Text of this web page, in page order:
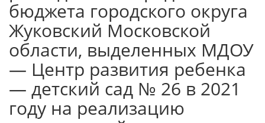
бюджета городского округа
Жуковский Московской
области, выделенных МДОУ
— Центр развития ребенка
— детский сад № 26 в 2021
году на реализацию